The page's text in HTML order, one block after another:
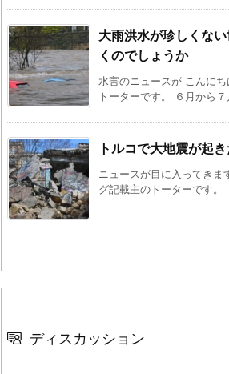
大雨洪水が珍しくな
くのでしょうか
水害のニュースが こんに
トーターです。 ６月から
トルコで大地震が起
ニュースが目に入ってきま
グ記載主のトーターです。
ディスカッション